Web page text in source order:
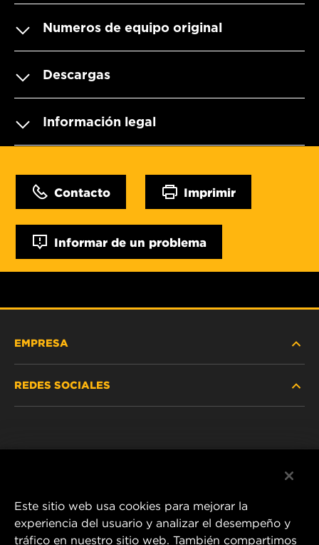
Numeros de equipo original
Descargas
Información legal
Contacto Imprimir
Informar de un problema
EMPRESA
REDES SOCIALES
Este sitio web usa cookies para mejorar la
experiencia del usuario y analizar el desempeño y
tráfico en nuestro sitio web. También compartimos